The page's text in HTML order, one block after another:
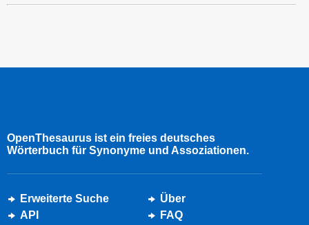
OpenThesaurus ist ein freies deutsches
Wörterbuch für Synonyme und Assoziationen.
Erweiterte Suche
API
Über
FAQ